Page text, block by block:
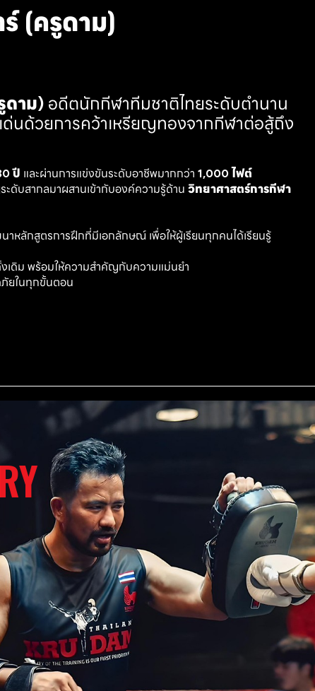
(ครูดาม)
ดาม) อดีตนักกีฬาทีมชาติไทยระดับตำนาน
ด่นด้วยการคว้าเหรียญทองจากกีฬาต่อสู้ถึง
ปี และผ่านการแข่งขันระดับอาชีพมากกว่า 1,000 ไฟต์
ะดับสากลมาผสานเข้ากับองค์ความรู้ด้าน วิทยาศาสตร์การกีฬา
หลักสูตรการฝึกที่มีเอกลักษณ์ เพื่อให้ผู้เรียนทุกคนได้เรียนรู้
เดิม พร้อมให้ความสำคัญกับความแม่นยำ
ภัยในทุกขั้นตอน